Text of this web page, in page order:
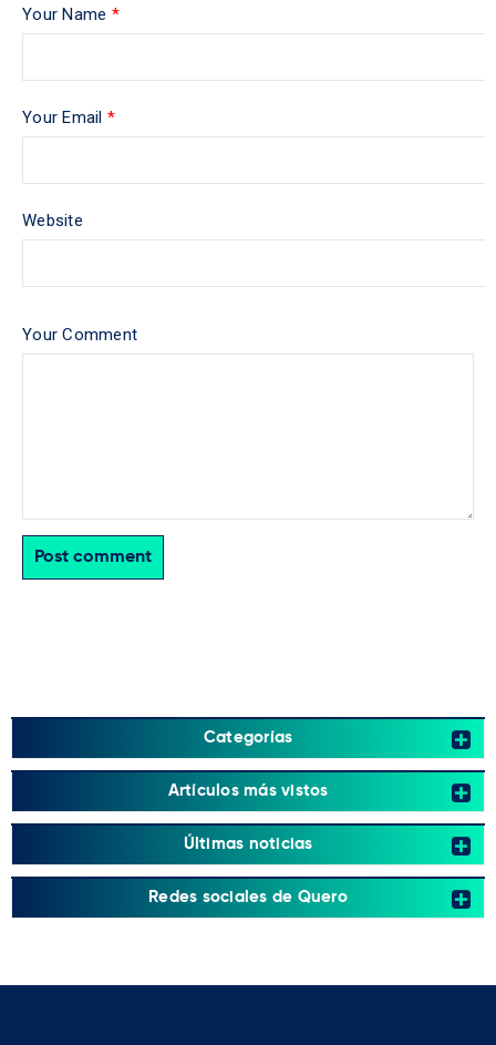
Your Name *
Your Email *
Website
Your Comment
Post comment
Categorías
Artículos más vistos
Últimas noticias
Redes sociales de Quero